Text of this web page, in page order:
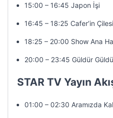
15:00 – 16:45 Japon İşi
16:45 – 18:25 Cafer’in Çilesi
18:25 – 20:00 Show Ana
20:00 – 23:45 Güldür
STAR TV Yayın
01:00 – 02:30 Aramızda